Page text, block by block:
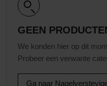
GEEN
We konden hier op dit
Probeer een verwante
Ga naar